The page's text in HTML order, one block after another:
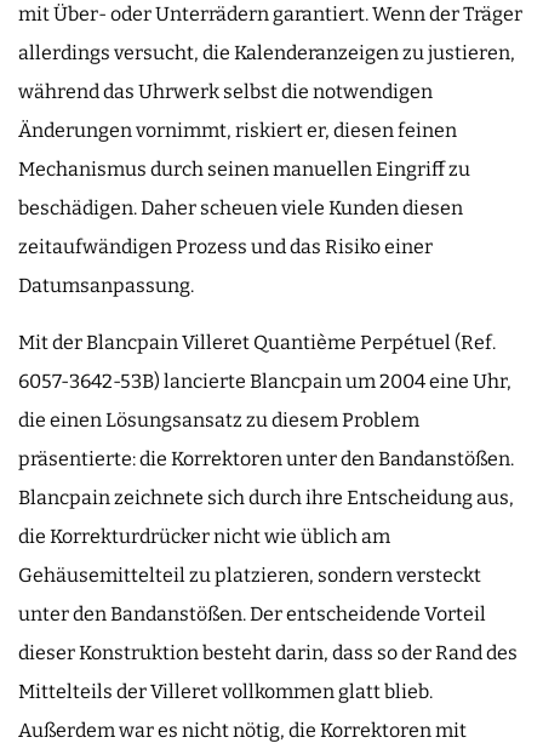
mit Über- oder Unterrädern garantiert. Wenn der Träger
allerdings versucht, die Kalenderanzeigen zu justieren,
während das Uhrwerk selbst die notwendigen
Änderungen vornimmt, riskiert er, diesen feinen
Mechanismus durch seinen manuellen Eingriff zu
beschädigen. Daher scheuen viele Kunden diesen
zeitaufwändigen Prozess und das Risiko einer
Datumsanpassung.
Mit der Blancpain Villeret Quantième Perpétuel (Ref.
6057-3642-53B) lancierte Blancpain um 2004 eine Uhr,
die einen Lösungsansatz zu diesem Problem
präsentierte: die Korrektoren unter den Bandanstößen.
Blancpain zeichnete sich durch ihre Entscheidung aus,
die Korrekturdrücker nicht wie üblich am
Gehäusemittelteil zu platzieren, sondern versteckt
unter den Bandanstößen. Der entscheidende Vorteil
dieser Konstruktion besteht darin, dass so der Rand des
Mittelteils der Villeret vollkommen glatt blieb.
Außerdem war es nicht nötig, die Korrektoren mit